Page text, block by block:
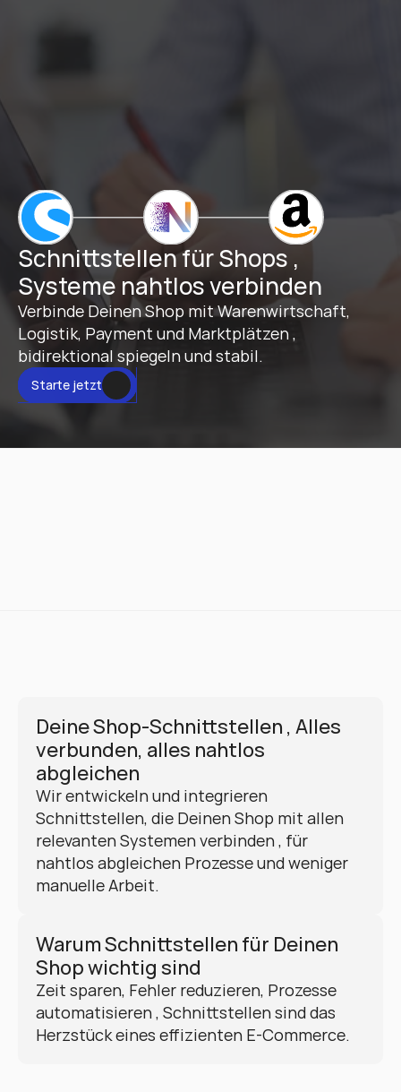
Schnittstellen für Shops ,
Systeme nahtlos verbinden
Verbinde Deinen Shop mit Warenwirtschaft,
Logistik, Payment und Marktplätzen ,
bidirektional spiegeln und stabil.
Starte jetzt
Deine Shop-Schnittstellen , Alles
verbunden, alles nahtlos
abgleichen
Wir entwickeln und integrieren
Schnittstellen, die Deinen Shop mit allen
relevanten Systemen verbinden , für
nahtlos abgleichen Prozesse und weniger
manuelle Arbeit.
Warum Schnittstellen für Deinen
Shop wichtig sind
Zeit sparen, Fehler reduzieren, Prozesse
automatisieren , Schnittstellen sind das
Herzstück eines effizienten E-Commerce.